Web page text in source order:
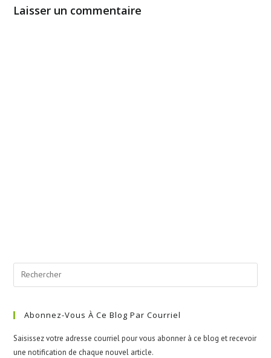
Laisser un commentaire
Abonnez-Vous À Ce Blog Par Courriel
Saisissez votre adresse courriel pour vous abonner à ce blog et recevoir
une notification de chaque nouvel article.